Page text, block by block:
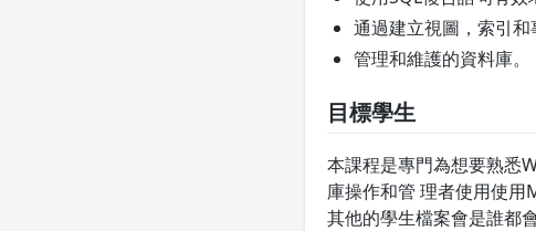
通過建立視圖，索引和
管理和維護的資料庫。
目標學生
本課程是專門為想要熟悉
庫操作和管 理者使用使用
其他的學生檔案會是誰都